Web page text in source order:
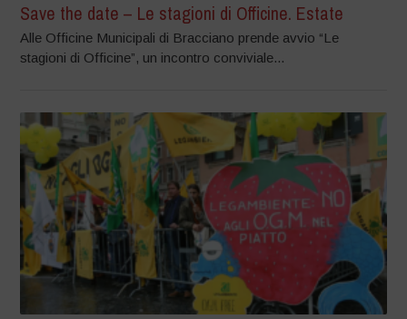
Save the date – Le stagioni di Officine. Estate
Alle Officine Municipali di Bracciano prende avvio “Le
stagioni di Officine”, un incontro conviviale...